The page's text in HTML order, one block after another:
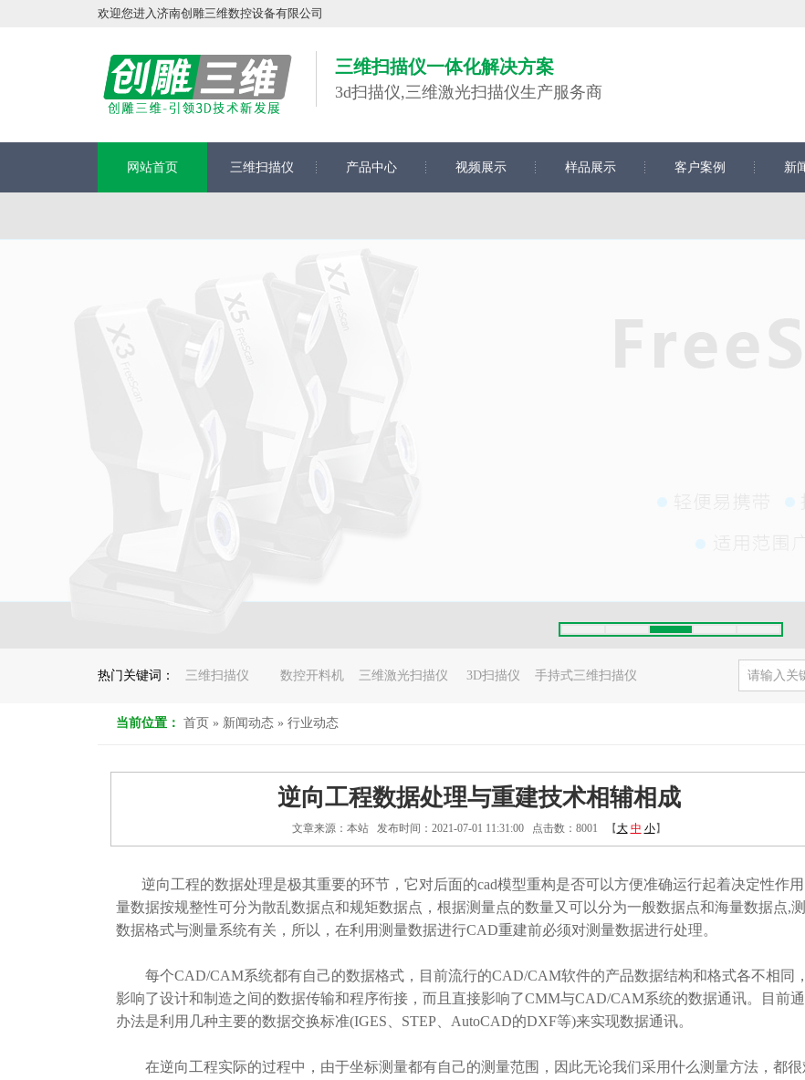
欢迎您进入济南创雕三维数控设备有限公司
三维扫描仪一体化解决方案
3d扫描仪,三维激光扫描仪生产服务商
网站首页 三维扫描仪 产品中心 视频展示 样品展示 客户案例 新
热门关键词： 三维扫描仪 数控开料机 三维激光扫描仪 3D扫描仪 手持式三维扫描仪
当前位置： 首页 » 新闻动态 » 行业动态
逆向工程数据处理与重建技术相辅相成
文章来源：本站 发布时间：2021-07-01 11:31:00 点击数：8001 【大 中 小】
逆向工程的数据处理是极其重要的环节，它对后面的cad模型重构是否可以方便准确运行起着决定性作用
量数据按规整性可分为散乱数据点和规矩数据点，根据测量点的数量又可以分为一般数据点和海量数据点,
数据格式与测量系统有关，所以，在利用测量数据进行CAD重建前必须对测量数据进行处理。
每个CAD/CAM系统都有自己的数据格式，目前流行的CAD/CAM软件的产品数据结构和格式各不相同
影响了设计和制造之间的数据传输和程序衔接，而且直接影响了CMM与CAD/CAM系统的数据通讯。目前
办法是利用几种主要的数据交换标准(IGES、STEP、AutoCAD的DXF等)来实现数据通讯。
在逆向工程实际的过程中，由于坐标测量都有自己的测量范围，因此无论我们采用什么测量方法，都很